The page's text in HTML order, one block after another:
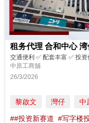
中原工商舖
26/3/2026
黎啟文 灣仔 中
##投资新赛道 #写字楼